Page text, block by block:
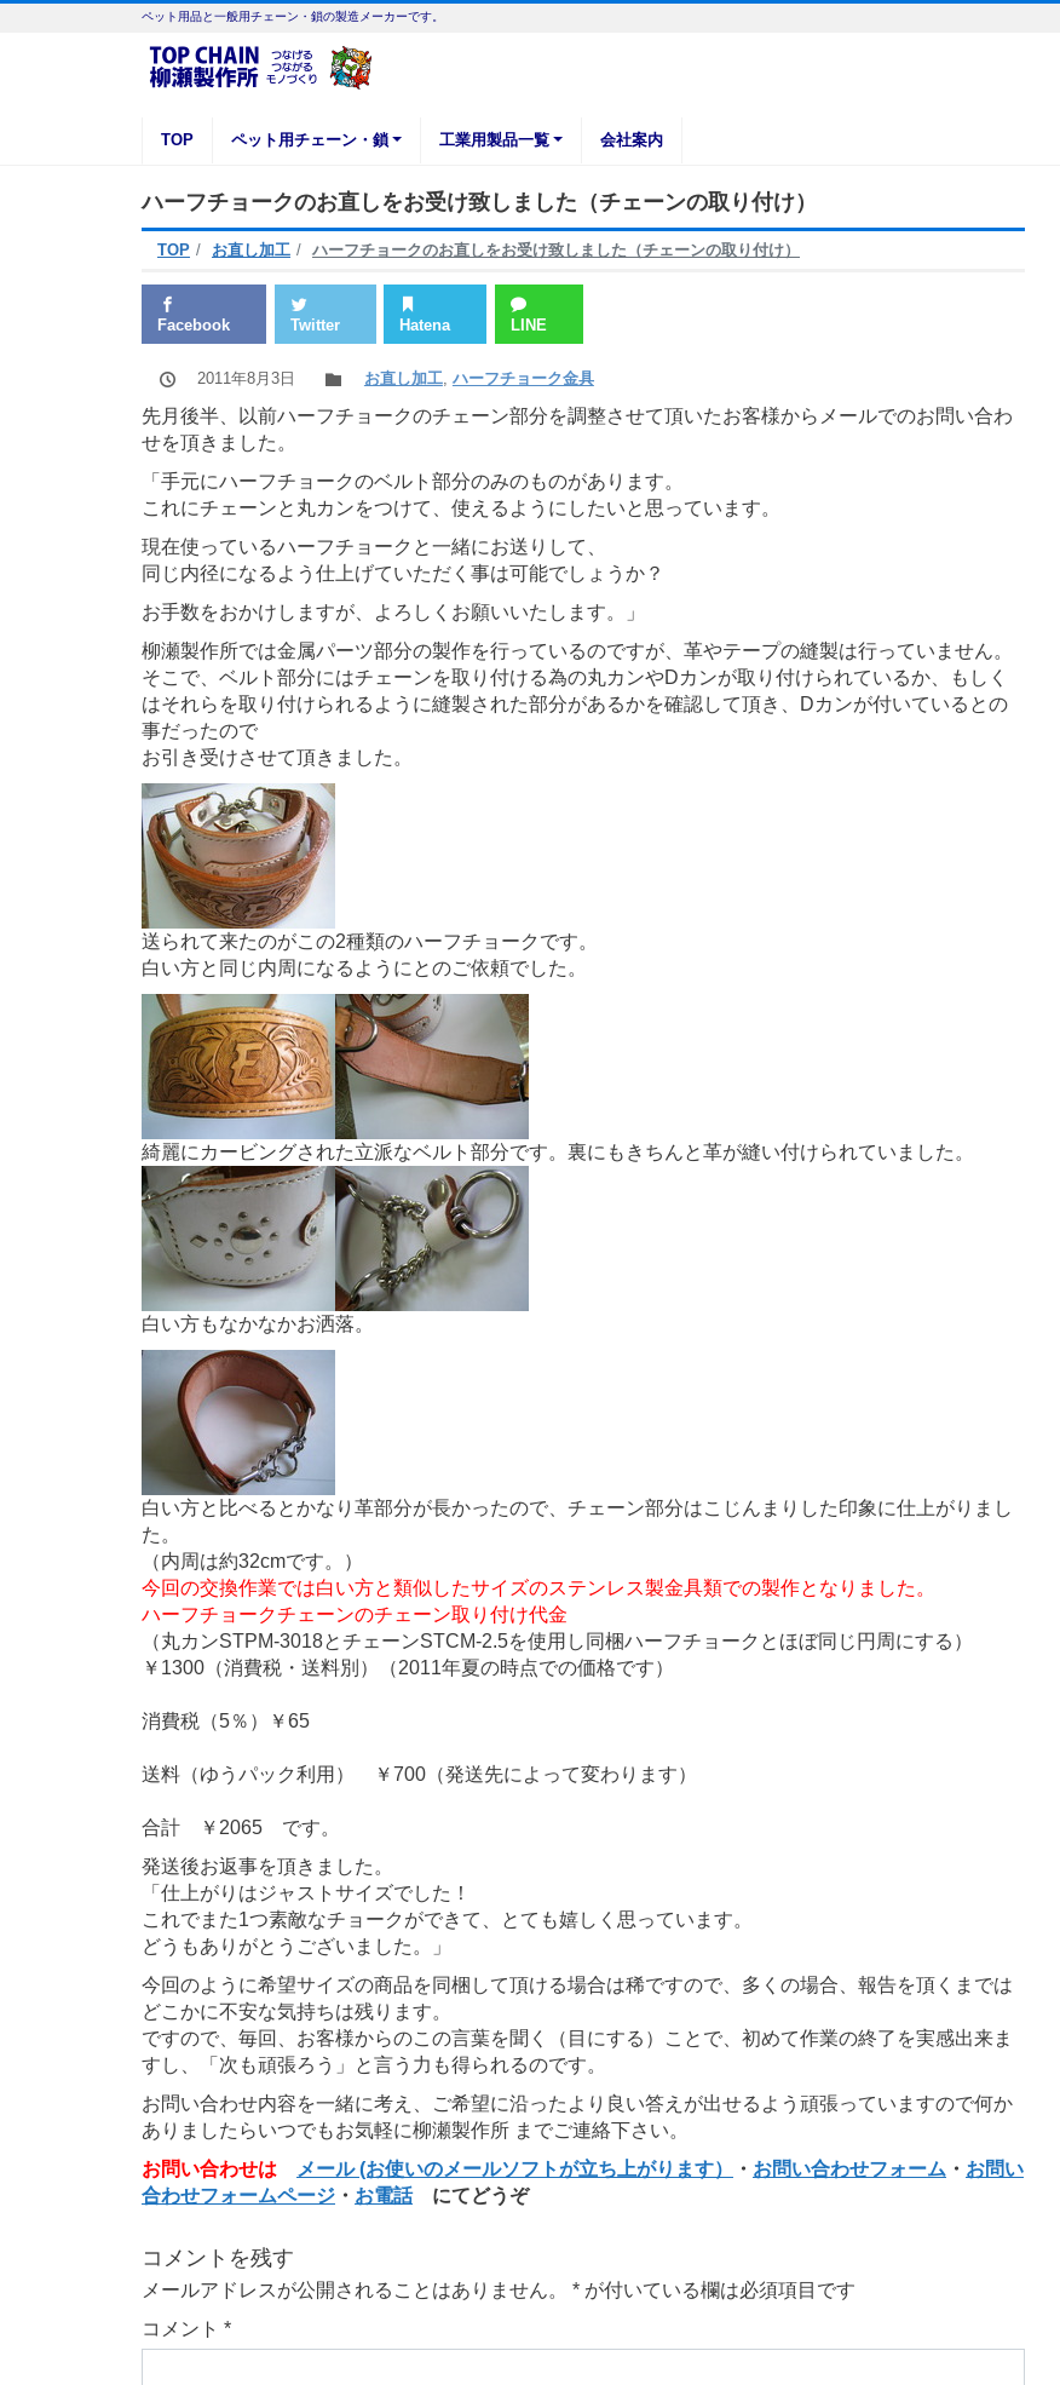
ペット用品と一般用チェーン・鎖の製造メーカーです。
TOP ペット用チェーン・鎖 工業用製品一覧 会社案内
ハーフチョークのお直しをお受け致しました（チェーンの取り付け）
TOP お直し加工 ハーフチョークのお直しをお受け致しました（チェーンの取り付け）
Facebook Twitter Hatena LINE
2011年8月3日 お直し加工, ハーフチョーク金具
先月後半、以前ハーフチョークのチェーン部分を調整させて頂いたお客様からメールでのお問い合わ
せを頂きました。
「手元にハーフチョークのベルト部分のみのものがあります。
これにチェーンと丸カンをつけて、使えるようにしたいと思っています。
現在使っているハーフチョークと一緒にお送りして、
同じ内径になるよう仕上げていただく事は可能でしょうか？
お手数をおかけしますが、よろしくお願いいたします。」
柳瀬製作所では金属パーツ部分の製作を行っているのですが、革やテープの縫製は行っていません。
そこで、ベルト部分にはチェーンを取り付ける為の丸カンやDカンが取り付けられているか、もしく
はそれらを取り付けられるように縫製された部分があるかを確認して頂き、Dカンが付いているとの
事だったので
お引き受けさせて頂きました。
送られて来たのがこの2種類のハーフチョークです。
白い方と同じ内周になるようにとのご依頼でした。
綺麗にカービングされた立派なベルト部分です。裏にもきちんと革が縫い付けられていました。
白い方もなかなかお洒落。
白い方と比べるとかなり革部分が長かったので、チェーン部分はこじんまりした印象に仕上がりまし
た。
（内周は約32cmです。）
今回の交換作業では白い方と類似したサイズのステンレス製金具類での製作となりました。
ハーフチョークチェーンのチェーン取り付け代金
（丸カンSTPM-3018とチェーンSTCM-2.5を使用し同梱ハーフチョークとほぼ同じ円周にする）
￥1300（消費税・送料別）（2011年夏の時点での価格です）
消費税（5％）￥65
送料（ゆうパック利用） ￥700（発送先によって変わります）
合計 ￥2065 です。
発送後お返事を頂きました。
「仕上がりはジャストサイズでした！
これでまた1つ素敵なチョークができて、とても嬉しく思っています。
どうもありがとうございました。」
今回のように希望サイズの商品を同梱して頂ける場合は稀ですので、多くの場合、報告を頂くまでは
どこかに不安な気持ちは残ります。
ですので、毎回、お客様からのこの言葉を聞く（目にする）ことで、初めて作業の終了を実感出来ま
すし、「次も頑張ろう」と言う力も得られるのです。
お問い合わせ内容を一緒に考え、ご希望に沿ったより良い答えが出せるよう頑張っていますので何か
ありましたらいつでもお気軽に柳瀬製作所 までご連絡下さい。
お問い合わせは
メール (お使いのメールソフトが立ち上がります） ・ お問い合わせフォーム ・ お問い
合わせフォームページ ・ お電話にてどうぞ
コメントを残す
メールアドレスが公開されることはありません。 * が付いている欄は必須項目です
コメント *